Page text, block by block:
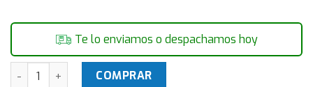
Te lo enviamos o despachamos hoy
Joystick Gamepad MARVO GT-900 Gaming Steering Wheel
COMPRAR